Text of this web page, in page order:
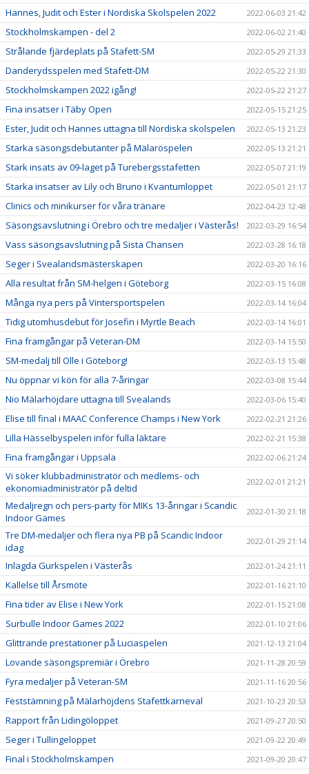
Hannes, Judit och Ester i Nordiska Skolspelen 2022 2022-06-03 21:42
Stockholmskampen - del 2 2022-06-02 21:40
Strålande fjärdeplats på Stafett-SM 2022-05-29 21:33
Danderydsspelen med Stafett-DM 2022-05-22 21:30
Stockholmskampen 2022 igång! 2022-05-22 21:27
Fina insatser i Täby Open 2022-05-15 21:25
Ester, Judit och Hannes uttagna till Nordiska skolspelen 2022-05-13 21:23
Starka säsongsdebutanter på Mälaröspelen 2022-05-13 21:21
Stark insats av 09-laget på Turebergsstafetten 2022-05-07 21:19
Starka insatser av Lily och Bruno i Kvantumloppet 2022-05-01 21:17
Clinics och minikurser för våra tränare 2022-04-23 12:48
Säsongsavslutning i Örebro och tre medaljer i Västerås! 2022-03-29 16:54
Vass säsongsavslutning på Sista Chansen 2022-03-28 16:18
Seger i Svealandsmästerskapen 2022-03-20 16:16
Alla resultat från SM-helgen i Göteborg 2022-03-15 16:08
Många nya pers på Vintersportspelen 2022-03-14 16:04
Tidig utomhusdebut för Josefin i Myrtle Beach 2022-03-14 16:01
Fina framgångar på Veteran-DM 2022-03-14 15:50
SM-medalj till Olle i Göteborg! 2022-03-13 15:48
Nu öppnar vi kön för alla 7-åringar 2022-03-08 15:44
Nio Mälarhöjdare uttagna till Svealands 2022-03-06 15:40
Elise till final i MAAC Conference Champs i New York 2022-02-21 21:26
Lilla Hässelbyspelen inför fulla läktare 2022-02-21 15:38
Fina framgångar i Uppsala 2022-02-06 21:24
Vi söker klubbadministratör och medlems- och
ekonomiadministratör på deltid
2022-02-01 21:21
Medaljregn och pers-party för MIKs 13-åringar i Scandic
Indoor Games
2022-01-30 21:18
Tre DM-medaljer och flera nya PB på Scandic Indoor
idag
2022-01-29 21:14
Inlagda Gurkspelen i Västerås 2022-01-24 21:11
Kallelse till Årsmöte 2022-01-16 21:10
Fina tider av Elise i New York 2022-01-15 21:08
Surbulle Indoor Games 2022 2022-01-10 21:06
Glittrande prestationer på Luciaspelen 2021-12-13 21:04
Lovande säsongspremiär i Örebro 2021-11-28 20:59
Fyra medaljer på Veteran-SM 2021-11-16 20:56
Feststämning på Mälarhöjdens Stafettkarneval 2021-10-23 20:53
Rapport från Lidingöloppet 2021-09-27 20:50
Seger i Tullingeloppet 2021-09-22 20:49
Final i Stockholmskampen 2021-09-20 20:47